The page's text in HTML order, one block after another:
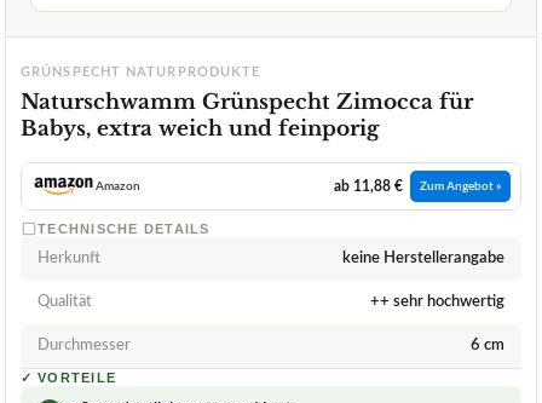
GRÜNSPECHT NATURPRODUKTE
Naturschwamm Grünspecht Zimocca für
Babys, extra weich und feinporig
Amazon ab 11,88 € Zum Angebot »
TECHNISCHE DETAILS
Herkunft keine Herstellerangabe
Qualität ++ sehr hochwertig
Durchmesser 6 cm
✓ VORTEILE